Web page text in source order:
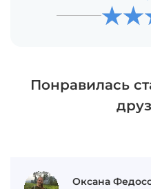
Понравилась
Оксана